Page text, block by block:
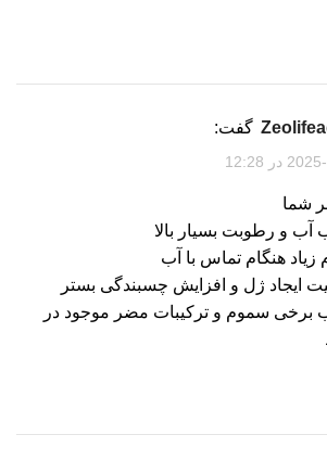
گفت:
در 12:28
شما
آب و رطوبت بسیار بالا
زیاد هنگام تماس با آب
ایجاد ژل و افزایش چسبندگی بستر
برخی سموم و ترکیبات مضر موجود در